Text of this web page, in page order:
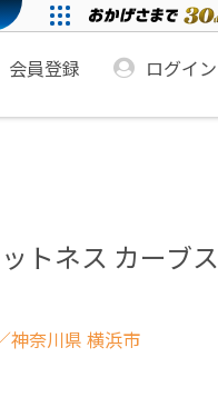
会員登録 ログイン
トネス カーブス
神奈川県 横浜市